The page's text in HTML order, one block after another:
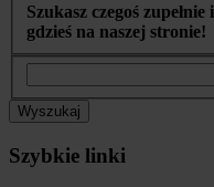
Szukasz czegoś
gdzieś na naszej stronie!
Wyszukaj
Szybkie linki